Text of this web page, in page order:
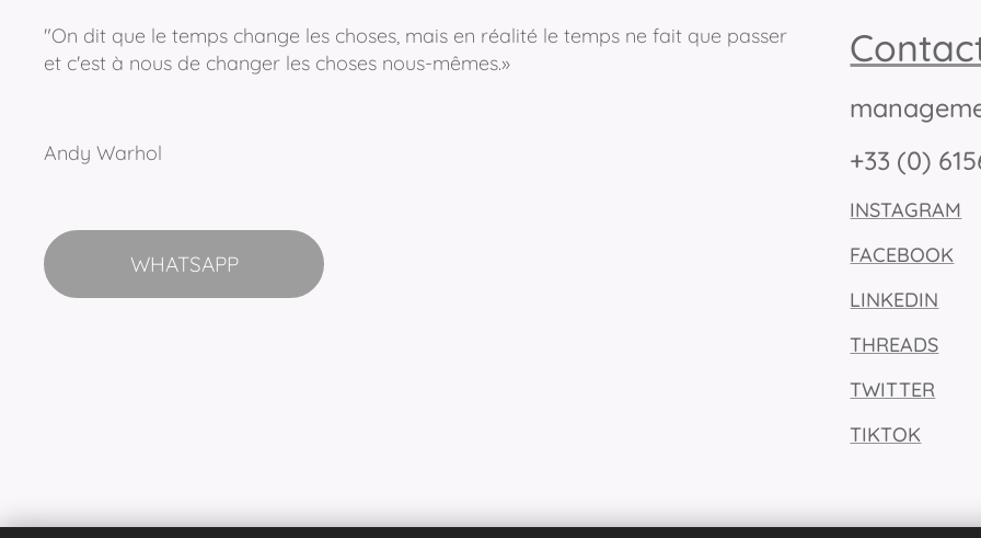
"On dit que le temps change les choses, mais en réalité le temps ne fait que passer
et c'est à nous de changer les choses nous-mêmes.»
Andy Warhol
WHATSAPP
+33 (0)
INSTAGRAM
FACEBOOK
LINKEDIN
THREADS
TWITTER
TIKTOK